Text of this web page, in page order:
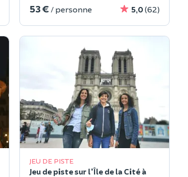
53 € / personne 5,0(62)
JEU DE PISTE
Jeu de piste sur l'Île de la Cité à